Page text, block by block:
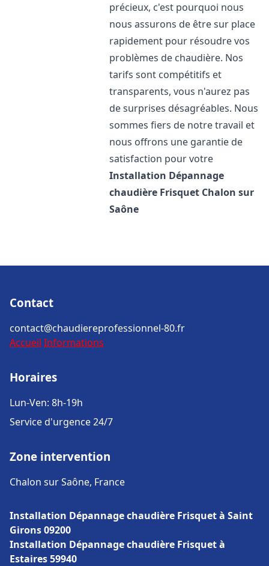
précieux, c'est pourquoi nous
nous assurons de être sur place
rapidement pour résoudre vos
problèmes de chaudière. Nos
tarifs sont compétitifs et
transparents, vous n'aurez pas
de surprises désagréables. Nous
sommes fiers de notre travail et
nous offrons une garantie de
satisfaction pour votre
Installation Dépannage
chaudière Frisquet Chalon sur
Saône
Contact
contact@chaudiereprofessionnel-80.fr
Accueil Informations
Horaires
Lun-Ven: 8h-19h
Service d'urgence 24/7
Zone intervention
Chalon sur Saône, France
Installation Dépannage chaudière Frisquet à Saint
Girons 09200
Installation Dépannage chaudière Frisquet à
Estaires 59940